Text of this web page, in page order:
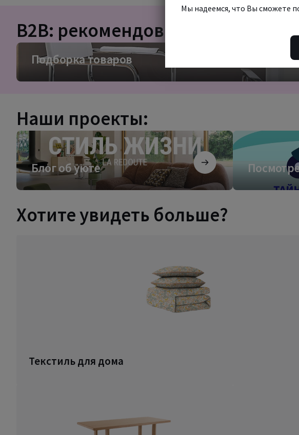
B2B: рекомендовано для
Подборка товаров
Подборка
товаров
Наши проекты:
Блог об уюте
Блог
об
уюте
Посмотреть
Хотите увидеть больше?
Текстиль для дома
Мы надеемся, что Вы сможете